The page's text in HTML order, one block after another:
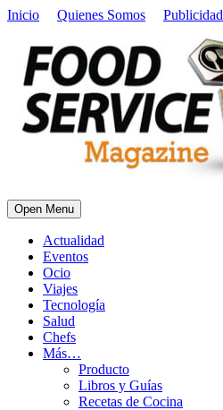
Inicio Quienes Somos Publicidad
Open Menu
Actualidad
Eventos
Ocio
Viajes
Tecnología
Salud
Chefs
Más…
Producto
Libros y Guías
Recetas de Cocina